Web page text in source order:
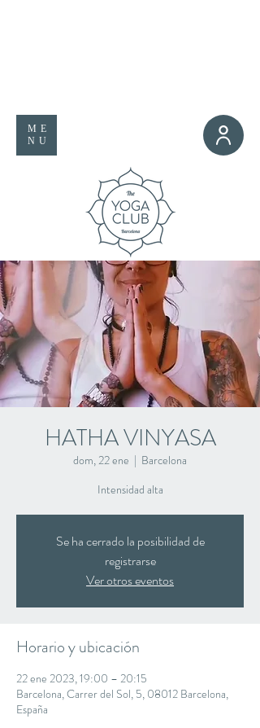
ME
NU
HATHA VINYASA
dom, 22 ene
  |
Barcelona
Intensidad alta
Se ha cerrado la posibilidad de
registrarse
Ver otros eventos
Horario y ubicación
22 ene 2023, 19:00 – 20:15
Barcelona, Carrer del Sol, 5, 08012 Barcelona,
España